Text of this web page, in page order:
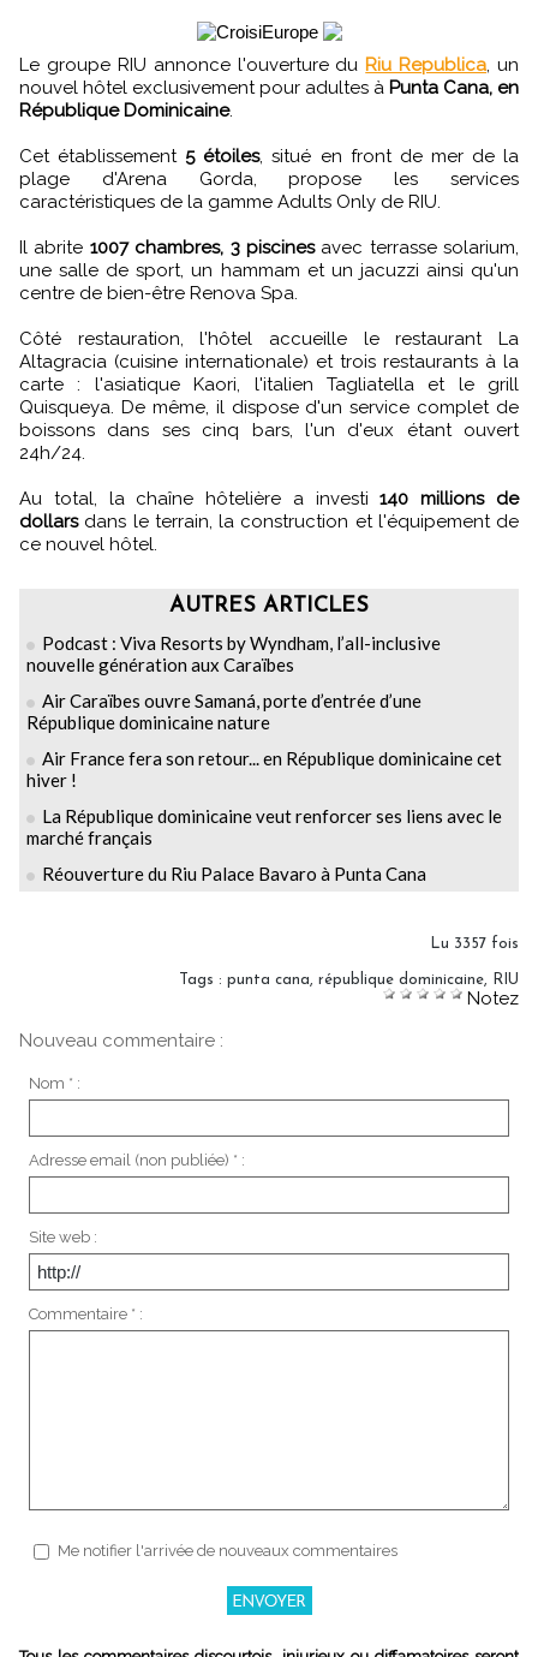
Le groupe RIU annonce l'ouverture du Riu Republica, un
nouvel hôtel exclusivement pour adultes à Punta Cana, en
République Dominicaine.
Cet établissement 5 étoiles, situé en front de mer de la
plage d'Arena Gorda, propose les services
caractéristiques de la gamme Adults Only de RIU.
Il abrite 1007 chambres, 3 piscinesavec terrasse solarium,
une salle de sport, un hammam et un jacuzzi ainsi qu'un
centre de bien-être Renova Spa.
Côté restauration, l'hôtel accueille le restaurant La
Altagracia (cuisine internationale) et trois restaurants à la
carte : l'asiatique Kaori, l'italien Tagliatella et le grill
Quisqueya. De même, il dispose d'un service complet de
boissons dans ses cinq bars, l'un d'eux étant ouvert
24h/24.
Au total, la chaîne hôtelière a investi140 millions de
dollarsdans le terrain, la construction et l'équipement de
ce nouvel hôtel.
AUTRES ARTICLES
Podcast : Viva Resorts by Wyndham, l’all-inclusive
nouvelle génération aux Caraïbes
Air Caraïbes ouvre Samaná, porte d’entrée d’une
République dominicaine nature
Air France fera son retour... en République dominicaine cet
hiver !
La République dominicaine veut renforcer ses liens avec le
marché français
Réouverture du Riu Palace Bavaro à Punta Cana
Lu 3357 fois
Tags : punta cana, république dominicaine, RIU
Notez
Nouveau commentaire :
Nom * :
Adresse email (non publiée) * :
Site web :
Commentaire * :
Me notifier l'arrivée de nouveaux commentaires